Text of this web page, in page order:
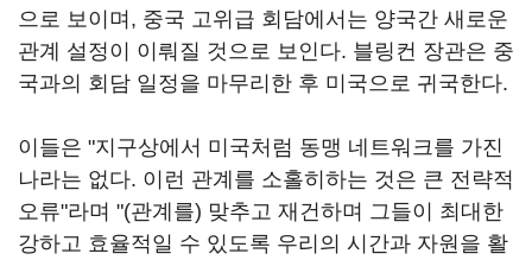
으로 보이며, 중국 고위급 회담에서는 양국간 새로운
관계 설정이 이뤄질 것으로 보인다. 블링컨 장관은 중
국과의 회담 일정을 마무리한 후 미국으로 귀국한다.
이들은 "지구상에서 미국처럼 동맹 네트워크를 가진
나라는 없다. 이런 관계를 소홀히하는 것은 큰 전략적
오류"라며 "(관계를) 맞추고 재건하며 그들이 최대한
강하고 효율적일 수 있도록 우리의 시간과 자원을 활